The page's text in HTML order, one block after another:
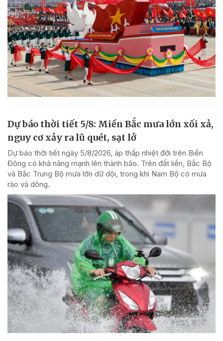
Dự báo thời tiết 5/8: Miền Bắc mưa lớn xối xả,
nguy cơ xảy ra lũ quét, sạt lở
Dự báo thời tiết ngày 5/8/2026, áp thấp nhiệt đới trên Biển
Đông có khả năng mạnh lên thành bão. Trên đất liền, Bắc Bộ
và Bắc Trung Bộ mưa lớn dữ dội, trong khi Nam Bộ có mưa
rào và dông.